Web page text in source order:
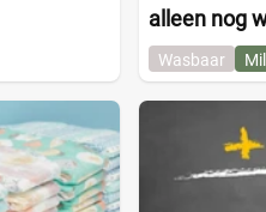
alleen nog
Wasbaar